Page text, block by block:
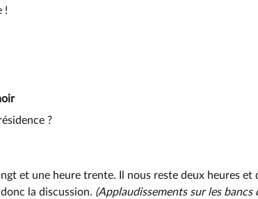
!
?
et une heure trente. Il nous reste deux heures et
la discussion. (Applaudissements sur les bancs